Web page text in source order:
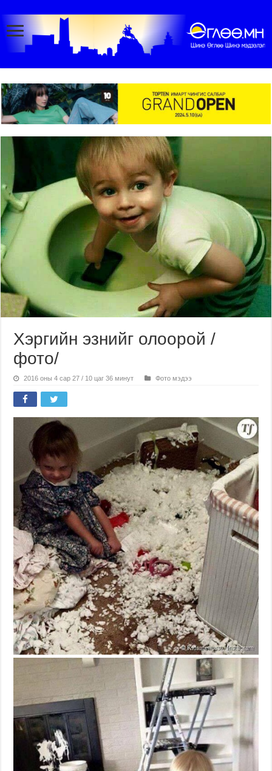
Хэргийн эзнийг олоорой /
фото/
2016 оны 4 сар 27 / 10 цаг 36 минут Фото мэдээ